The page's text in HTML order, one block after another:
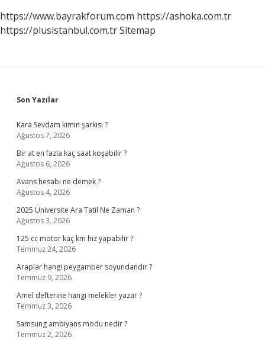
https://www.bayrakforum.com https://ashoka.com.tr
https://plusistanbul.com.trSitemap
Sidebar
Son Yazılar
Kara Sevdam kimin şarkısı ?
Ağustos 7, 2026
Bir at en fazla kaç saat koşabilir ?
Ağustos 6, 2026
Avans hesabı ne demek ?
Ağustos 4, 2026
2025 Üniversite Ara Tatil Ne Zaman ?
Ağustos 3, 2026
125 cc motor kaç km hız yapabilir ?
Temmuz 24, 2026
Araplar hangi peygamber soyundandır ?
Temmuz 9, 2026
Amel defterine hangi melekler yazar ?
Temmuz 3, 2026
Samsung ambiyans modu nedir ?
Temmuz 2, 2026